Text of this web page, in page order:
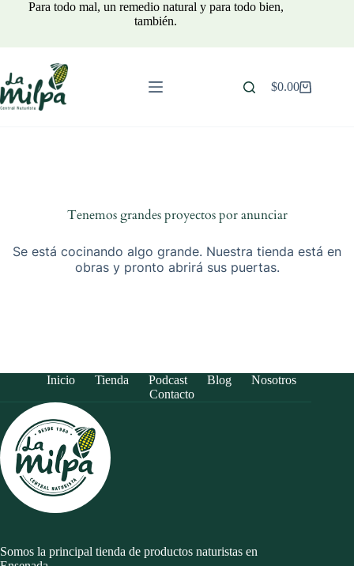
Para todo mal, un remedio natural y para todo bien,
también.
Carro
$0.00
Tenemos grandes proyectos por anunciar
Se está cocinando algo grande. Nuestra tienda está en
obras y pronto abrirá sus puertas.
Inicio Tienda Podcast Blog
Nosotros
Contacto
Somos la principal tienda de productos naturistas en